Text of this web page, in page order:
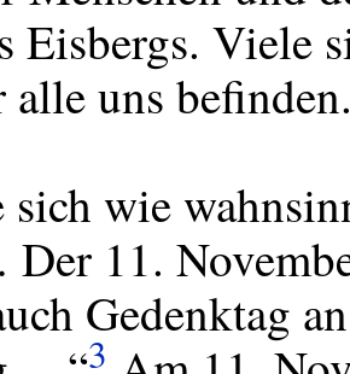
Eisbergs. Viele
uns
sich wie
11.
Gedenktag
3